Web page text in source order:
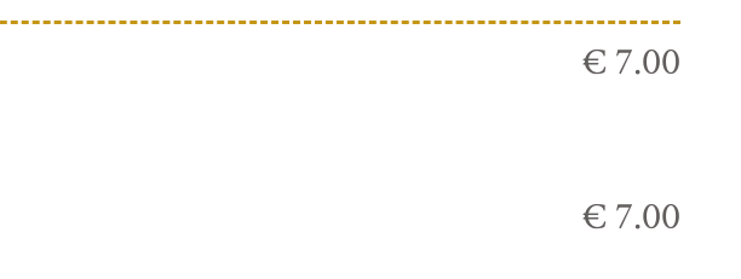
€ 7.00
€ 7.00